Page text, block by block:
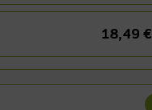
18,49 €